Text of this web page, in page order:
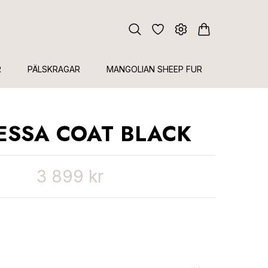
PÄLSKRAGAR MANGOLIAN SHEEP FUR
COAT BLACK
3 899 kr